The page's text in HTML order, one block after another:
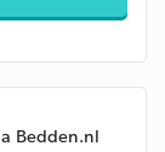
Bedden.nl